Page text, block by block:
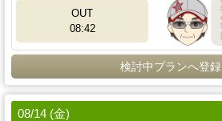
OUT
08:42
検討中プランへ登録
08/14 (金)